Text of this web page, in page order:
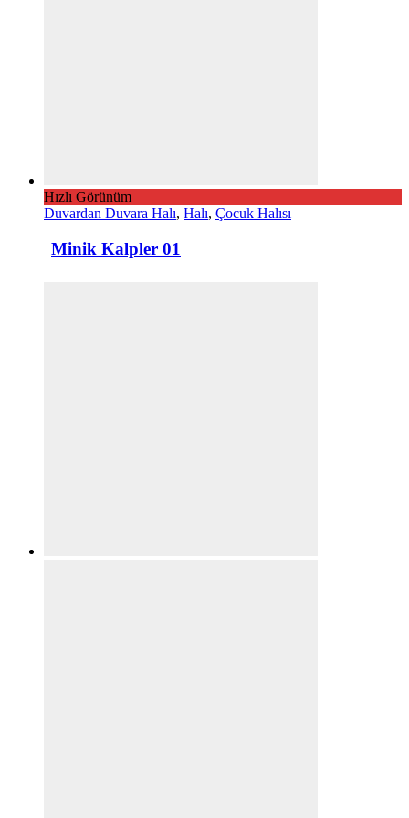
Hızlı Görünüm
Duvardan Duvara Halı, Halı, Çocuk Halısı
Minik Kalpler 01